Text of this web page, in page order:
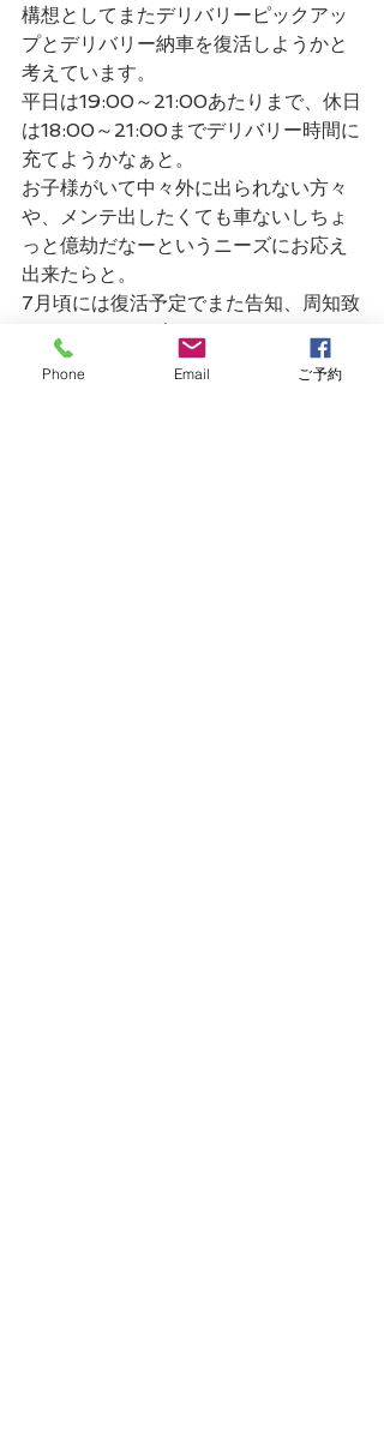
構想としてまたデリバリーピックアッ
プとデリバリー納車を復活しようかと
考えています。
平日は19:00～21:00あたりまで、休日
は18:00～21:00までデリバリー時間に
充てようかなぁと。
お子様がいて中々外に出られない方々
や、メンテ出したくても車ないしちょ
っと億劫だなーというニーズにお応え
出来たらと。
7月頃には復活予定でまた告知、周知致
しますねー。お楽しみに。
時代に合わせて、状況に合わせてなん
とかなるさ精神で皆様にお応え出来た
Phone Email ご予約